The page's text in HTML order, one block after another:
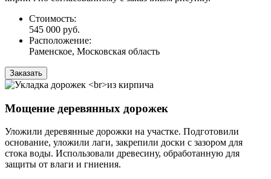
Стоимость:
545 000 руб.
Расположение:
Раменское, Московская область
Заказать
Мощение деревянных дорожек
Уложили деревянные дорожки на участке. Подготовили
основание, уложили лаги, закрепили доски с зазором для
стока воды. Использовали древесину, обработанную для
защиты от влаги и гниения.